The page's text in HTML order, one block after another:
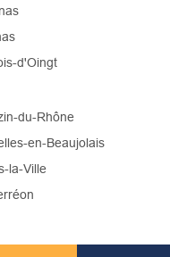
d'Oingt
du-Rhône
en-Beaujolais
la-Ville